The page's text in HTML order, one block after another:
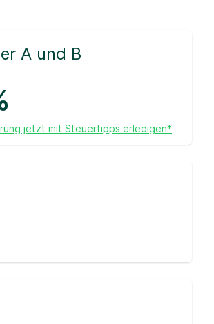
A und B
jetzt mit Steuertipps erledigen*